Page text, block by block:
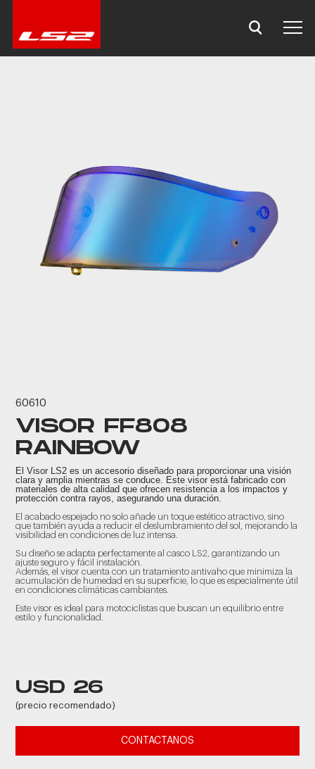
60610
VISOR FF808
RAINBOW
El Visor LS2 es un accesorio diseñado para proporcionar una visión
clara y amplia mientras se conduce. Este visor está fabricado con
materiales de alta calidad que ofrecen resistencia a los impactos y
protección contra rayos, asegurando una duración.
El acabado espejado no solo añade un toque estético atractivo, sino
que también ayuda a reducir el deslumbramiento del sol, mejorando la
visibilidad en condiciones de luz intensa.
Su diseño se adapta perfectamente al casco LS2, garantizando un
ajuste seguro y fácil instalación.
Además, el visor cuenta con un tratamiento antivaho que minimiza la
acumulación de humedad en su superficie, lo que es especialmente útil
en condiciones climáticas cambiantes.
Este visor es ideal para motociclistas que buscan un equilibrio entre
estilo y funcionalidad.
USD 26
(precio recomendado)
CONTACTANOS